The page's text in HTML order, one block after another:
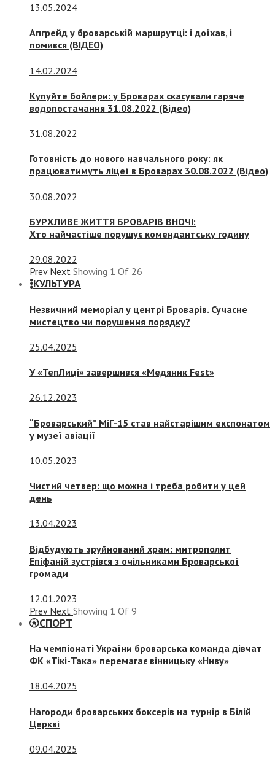
13.05.2024
Апгрейд у броварській маршрутці: і доїхав, і
помився (ВІДЕО)
14.02.2024
Купуйте бойлери: у Броварах скасували гаряче
водопостачання 31.08.2022 (Відео)
31.08.2022
Готовність до нового навчального року: як
працюватимуть ліцеї в Броварах 30.08.2022 (Відео)
30.08.2022
БУРХЛИВЕ ЖИТТЯ БРОВАРІВ ВНОЧІ:
Хто найчастіше порушує комендантську годину
29.08.2022
Prev Next Showing 1 Of 26
КУЛЬТУРА
Незвичний меморіал у центрі Броварів. Сучасне
мистецтво чи порушення порядку?
25.04.2025
У «ТепЛиці» завершився «Медяник Fest»
26.12.2023
“Броварський” МіГ-15 став найстарішим експонатом
у музеї авіації
10.05.2023
Чистий четвер: що можна і треба робити у цей
день
13.04.2023
Відбудують зруйнований храм: митрополит
Епіфаній зустрівся з очільниками Броварської
громади
12.01.2023
Prev Next Showing 1 Of 9
СПОРТ
На чемпіонаті України броварська команда дівчат
ФК «Тікі-Така» перемагає вінницьку «Ниву»
18.04.2025
Нагороди броварських боксерів на турнір в Білій
Церкві
09.04.2025